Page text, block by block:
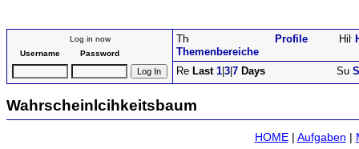
Log in now
Username
Password Themenbereiche
Profile
Last 1 3 7 Days
Wahrscheinlcihkeitsbaum
HOME| Aufgaben |